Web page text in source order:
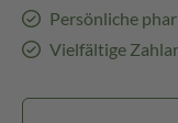
Persönliche
Vielfältige